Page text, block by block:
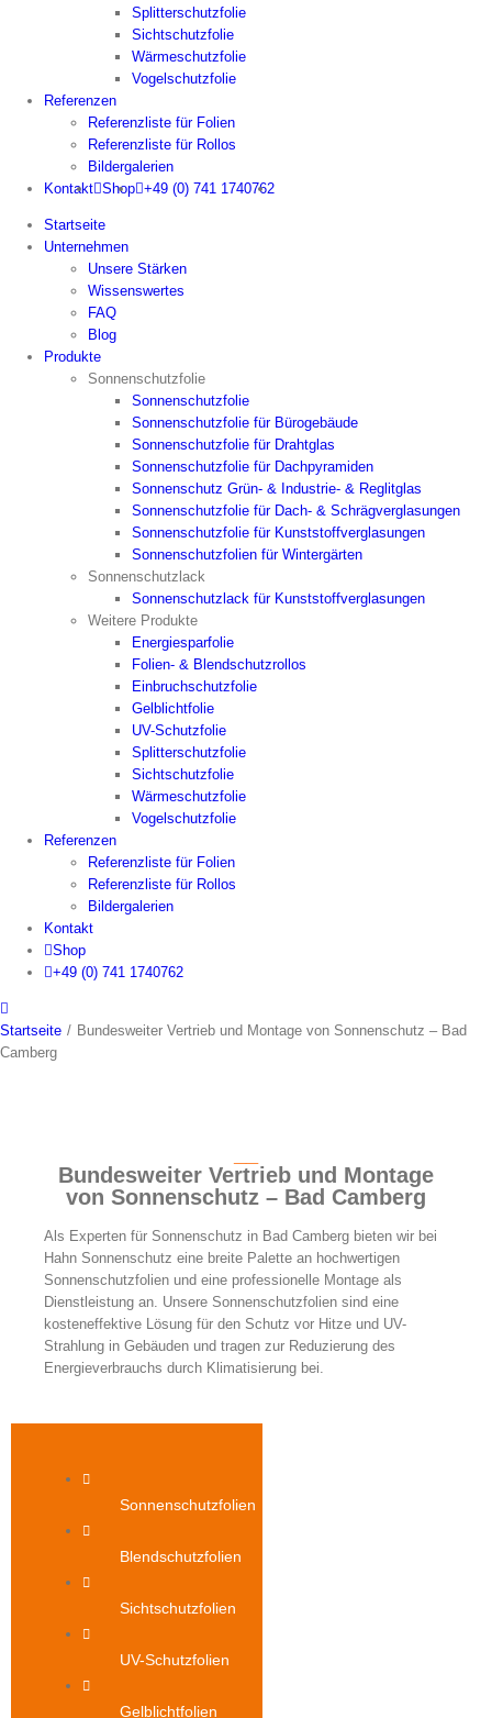
Splitterschutzfolie
Sichtschutzfolie
Wärmeschutzfolie
Vogelschutzfolie
Referenzen
Referenzliste für Folien
Referenzliste für Rollos
Bildergalerien
Kontakt Shop +49 (0) 741 1740762
Startseite
Unternehmen
Unsere Stärken
Wissenswertes
FAQ
Blog
Produkte
Sonnenschutzfolie
Sonnenschutzfolie
Sonnenschutzfolie für Bürogebäude
Sonnenschutzfolie für Drahtglas
Sonnenschutzfolie für Dachpyramiden
Sonnenschutz Grün- & Industrie- & Reglitglas
Sonnenschutzfolie für Dach- & Schrägverglasungen
Sonnenschutzfolie für Kunststoffverglasungen
Sonnenschutzfolien für Wintergärten
Sonnenschutzlack
Sonnenschutzlack für Kunststoffverglasungen
Weitere Produkte
Energiesparfolie
Folien- & Blendschutzrollos
Einbruchschutzfolie
Gelblichtfolie
UV-Schutzfolie
Splitterschutzfolie
Sichtschutzfolie
Wärmeschutzfolie
Vogelschutzfolie
Referenzen
Referenzliste für Folien
Referenzliste für Rollos
Bildergalerien
Kontakt
Shop
+49 (0) 741 1740762
Startseite / Bundesweiter Vertrieb und Montage von Sonnenschutz – Bad
Camberg
Bundesweiter Vertrieb und Montage
von Sonnenschutz – Bad Camberg
Als Experten für Sonnenschutz in Bad Camberg bieten wir bei
Hahn Sonnenschutz eine breite Palette an hochwertigen
Sonnenschutzfolien und eine professionelle Montage als
Dienstleistung an. Unsere Sonnenschutzfolien sind eine
kosteneffektive Lösung für den Schutz vor Hitze und UV-
Strahlung in Gebäuden und tragen zur Reduzierung des
Energieverbrauchs durch Klimatisierung bei.
Sonnenschutzfolien
Blendschutzfolien
Sichtschutzfolien
UV-Schutzfolien
Gelblichtfolien